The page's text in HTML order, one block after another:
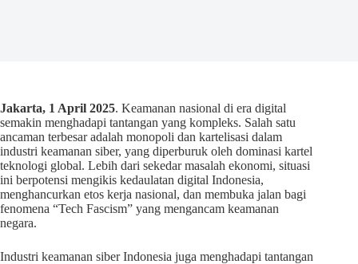
Jakarta, 1 April 2025. Keamanan nasional di era digital
semakin menghadapi tantangan yang kompleks. Salah satu
ancaman terbesar adalah monopoli dan kartelisasi dalam
industri keamanan siber, yang diperburuk oleh dominasi kartel
teknologi global. Lebih dari sekedar masalah ekonomi, situasi
ini berpotensi mengikis kedaulatan digital Indonesia,
menghancurkan etos kerja nasional, dan membuka jalan bagi
fenomena “Tech Fascism” yang mengancam keamanan
negara.
Industri keamanan siber Indonesia juga menghadapi tantangan